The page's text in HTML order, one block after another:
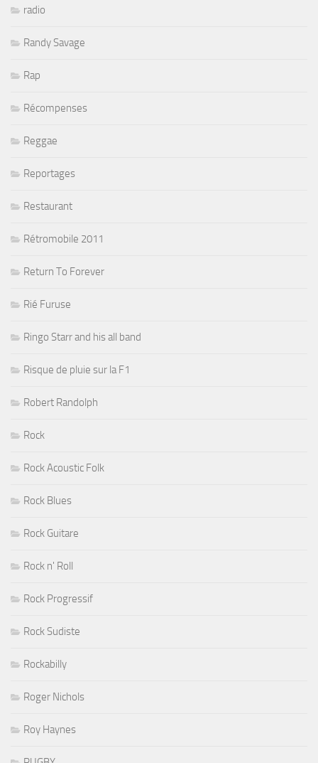
radio
Randy Savage
Rap
Récompenses
Reggae
Reportages
Restaurant
Rétromobile 2011
Return To Forever
Rié Furuse
Ringo Starr and his all band
Risque de pluie sur la F1
Robert Randolph
Rock
Rock Acoustic Folk
Rock Blues
Rock Guitare
Rock n' Roll
Rock Progressif
Rock Sudiste
Rockabilly
Roger Nichols
Roy Haynes